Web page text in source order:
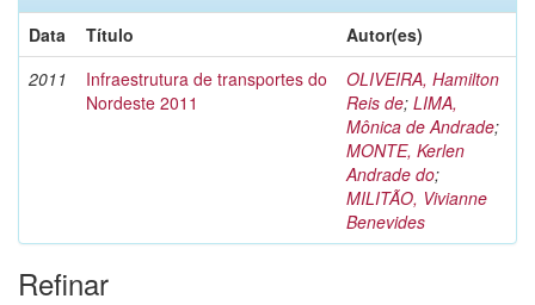
Data
Título
Autor(es)
2011
Infraestrutura de transportes do
Nordeste 2011
OLIVEIRA, Hamilton
Reis de; LIMA,
Mônica de Andrade;
MONTE, Kerlen
Andrade do;
MILITÃO, Vivianne
Benevides
Refinar